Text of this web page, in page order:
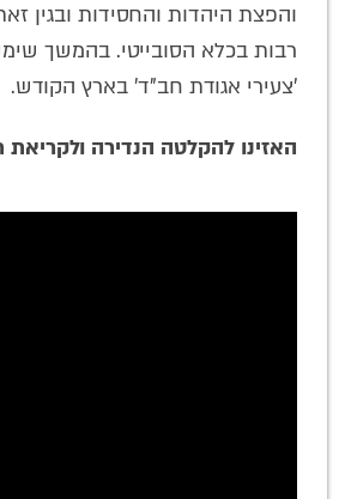
והפצת היהדות והחסידות ובגין
רבות בכלא הסובייטי. בהמשך
'צעירי אגודת חב"ד' בארץ הקודש.
האזינו להקלטה הנדירה ולקריאת